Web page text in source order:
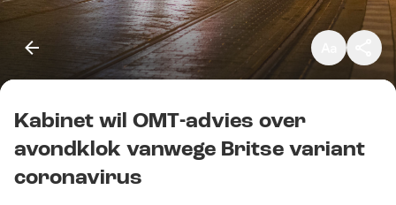
Groot
Kopieer link
Kabinet wil OMT-advies over
avondklok vanwege Britse variant
coronavirus